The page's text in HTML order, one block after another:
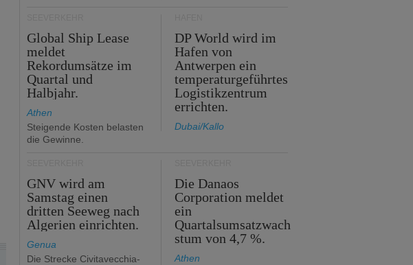
Global Ship Lease
meldet
Rekordumsätze im
Quartal und
Halbjahr.
Athen
Steigende Kosten belasten
die Gewinne.
DP World wird im
Hafen von
Antwerpen ein
temperaturgeführtes
Logistikzentrum
errichten.
Dubai/Kallo
GNV wird am
Samstag einen
dritten Seeweg nach
Algerien einrichten.
Genua
Die Strecke Civitavecchia-
Die Danaos
Corporation meldet
ein
Quartalsumsatzwach
stum von 4,7 %.
Athen